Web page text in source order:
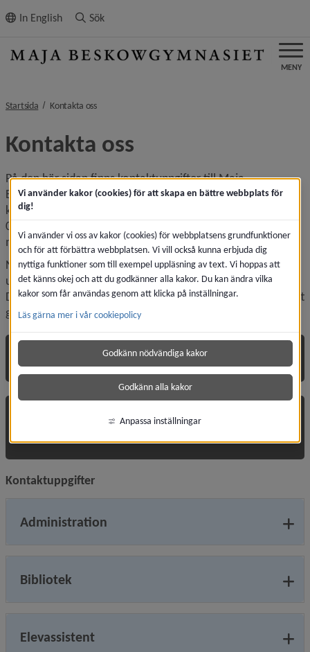
innehållet
In English Sök
MENY
Startsida Kontakta ossnivå i brödsmulenavigeringen
Kontakta oss
På den här sidan finns kontaktuppgifter till Maja
Beskowgymnasiets personal. Hittar du inte den du söker
kan du ringa till Umeå kommuns växel på telefonnummer
090-16 10 00 eller skicka ett mail till
majabeskowgymnasiet@umea.se.
Nedan kan du även anmäla intresse till enkäter och
undersökningar, eller informationsspridning via bokbord.
Där finns även en länk som du som elev kan använda för att
göra felamälan till skolvaktmästeriet.
Enkäter och undersökningar
Externa besökare och
Kontaktuppgifter
Administration
Bibliotek
Elevassistent
Vi använder kakor (cookies) för att skapa en bättre webbplats för
dig!
Vi använder vi oss av kakor (cookies) för webbplatsens grundfunktioner
och för att förbättra webbplatsen. Vi vill också kunna erbjuda dig
nyttiga funktioner som till exempel uppläsning av text. Vi hoppas att
det känns okej och att du godkänner alla kakor. Du kan ändra vilka
kakor som får användas genom att klicka på inställningar.
Läs gärna mer i vår cookiepolicy
Godkänn nödvändiga kakor
Godkänn alla kakor
Anpassa inställningar